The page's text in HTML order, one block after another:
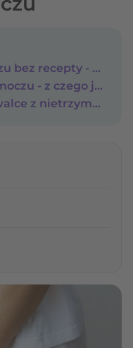
Leki na nietrzymanie moczu bez recepty - tabletki z fitoestrogenami
Tabletki na nietrzymanie moczu - z czego jeszcze można skorzystać?
Tabletki nie pomagają w walce z nietrzymanie moczu - co zrobić?